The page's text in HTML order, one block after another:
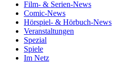
Film- & Serien-News
Comic-News
Hörspiel- & Hörbuch-News
Veranstaltungen
Spezial
Spiele
Im Netz